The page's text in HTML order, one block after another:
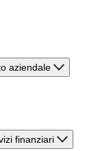
aziendale
finanziari